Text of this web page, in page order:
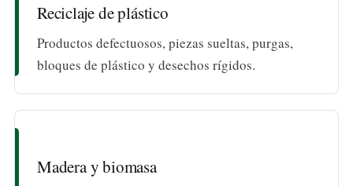
Reciclaje de plástico
Productos defectuosos, piezas sueltas, purgas,
bloques de plástico y desechos rígidos.
Madera y biomasa